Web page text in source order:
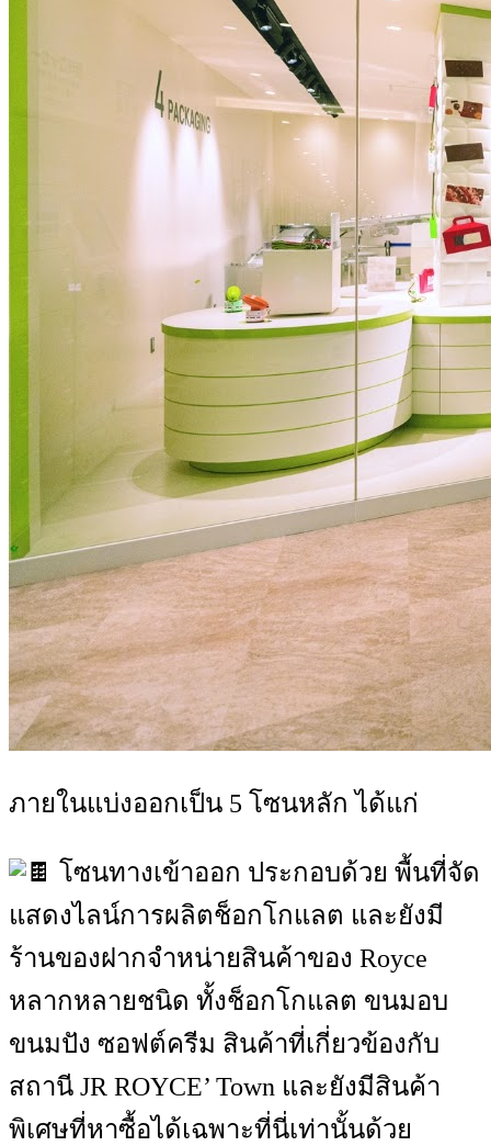
ภายในแบ่งออกเป็น 5 โซนหลัก ได้แก่
โซนทางเข้าออก ประกอบด้วย พื้นที่จัด
แสดงไลน์การผลิตช็อกโกแลต และยังมี
ร้านของฝากจำหน่ายสินค้าของ Royce
หลากหลายชนิด ทั้งช็อกโกแลต ขนมอบ
ขนมปัง ซอฟต์ครีม สินค้าที่เกี่ยวข้องกับ
สถานี JR ROYCE’ Town และยังมีสินค้า
พิเศษที่หาซื้อได้เฉพาะที่นี่เท่านั้นด้วย